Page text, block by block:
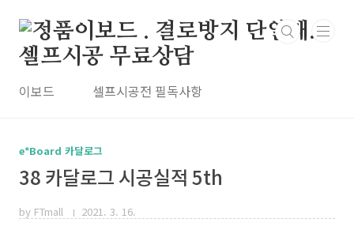
이보드 셀프시공전 필독사항
e*Board 카달로그
38 카달로그 시공실적 5th
by FTmall 2021. 3. 16.